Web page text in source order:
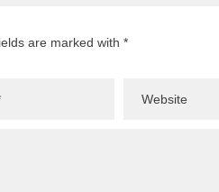
are marked with *